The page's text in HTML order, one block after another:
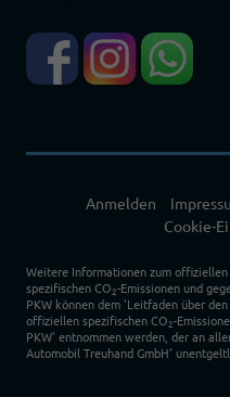
Anmelden
Cookie-
Weitere Informationen zum
spezifischen CO2-Emissionen und
PKW können dem 'Leitfaden über
offiziellen spezifischen CO2-
PKW' entnommen werden, der an
Automobil Treuhand GmbH'